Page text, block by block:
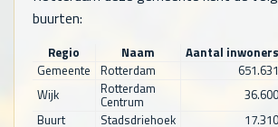
buurten:
Regio Naam Aantal inwoners
Gemeente Rotterdam 651.631
Wijk
Rotterdam
Centrum 36.600
Buurt
Stadsdriehoek 17.310